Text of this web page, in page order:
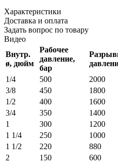
Характеристики
Доставка и оплата
Задать вопрос по товару
Видео
Внутр.
ø, дюйм
Рабочее
давление,
бар
1/4
500 2000
3/8
450 1800
1/2
400 1600
3/4
350 1400
1
300 1200
1 1/4
250 1000
1 1/2
220 880
2
150 600